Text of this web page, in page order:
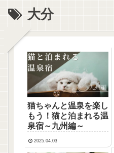
大分
猫ちゃんと温泉を楽し
もう！猫と泊まれる温
泉宿～九州編～
2025.04.03